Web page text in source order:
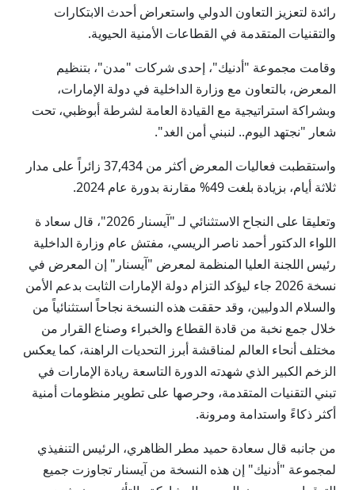
رائدة لتعزيز التعاون الدولي واستعراض أحدث الابتكارات
والتقنيات المتقدمة في القطاعات الأمنية الحيوية.
وقامت مجموعة "أدنيك"، إحدى شركات "مدن"، بتنظيم
المعرض، بالتعاون مع وزارة الداخلية في دولة الإمارات،
وبشراكة استراتيجية مع القيادة العامة لشرطة أبوظبي، تحت
شعار "نجتهد اليوم.. لنبني أمن الغد".
واستقطبت فعاليات المعرض أكثر من 37,434 زائراً على مدار
ثلاثة أيام، بزيادة بلغت 49% مقارنة بدورة عام 2024.
وتعليقا على النجاح الاستثنائي لـ "آيسنار 2026"، قال سعاد ة
اللواء الدكتور أحمد ناصر الريسي، مفتش عام وزارة الداخلية
رئيس اللجنة العليا المنظمة لمعرض "آيسنار" إن المعرض في
نسخة 2026 جاء ليؤكد التزام دولة الإمارات الثابت بدعم الأمن
والسلام الدوليين، وقد حققت هذه النسخة نجاحاً استثنائياً من
خلال جمع نخبة من قادة القطاع والخبراء وصناع القرار من
مختلف أنحاء العالم لمناقشة أبرز التحديات الراهنة، كما يعكس
الزخم الكبير الذي شهدته الدورة التاسعة ريادة الإمارات في
تبني التقنيات المتقدمة، وحرصها على تطوير منظومات أمنية
أكثر ذكاءً واستدامة ومرونة.
من جانبه قال سعادة حميد مطر الظاهري، الرئيس التنفيذي
لمجموعة "أدنيك" إن هذه النسخة من آيسنار تجاوزت جميع